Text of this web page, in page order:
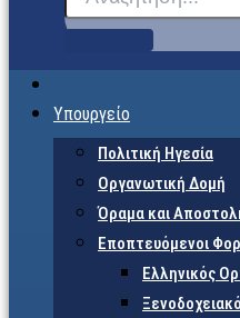
Υπουργείο
Πολιτική Ηγεσία
Οργανωτική Δομή
Όραμα και
Εποπτευόμενοι
Eλληνικός